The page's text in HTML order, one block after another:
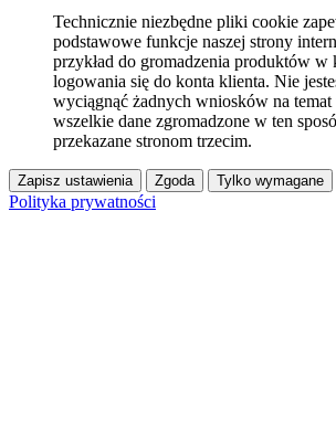
Technicznie niezbędne pliki cookie
podstawowe funkcje naszej strony
przykład do gromadzenia produktów w
logowania się do konta klienta. Nie
wyciągnąć żadnych wniosków na
wszelkie dane zgromadzone w ten
przekazane stronom trzecim.
Zapisz ustawienia Zgoda Tylko wymagane
Polityka prywatności